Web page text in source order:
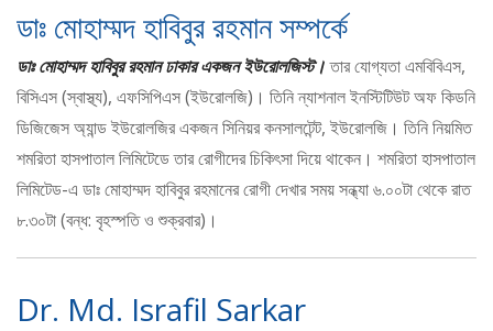
ডাঃ মোহাম্মদ হাবিবুর রহমান সম্পর্কে
ডাঃ মোহাম্মদ হাবিবুর রহমান ঢাকার একজন ইউরোলজিস্ট। তার যোগ্যতা এমবিবিএস,
বিসিএস (স্বাস্থ্য), এফসিপিএস (ইউরোলজি)। তিনি ন্যাশনাল ইনস্টিটিউট অফ কিডনি
ডিজিজেস অ্যান্ড ইউরোলজির একজন সিনিয়র কনসালটেন্ট, ইউরোলজি। তিনি নিয়মিত
শমরিতা হাসপাতাল লিমিটেডে তার রোগীদের চিকিৎসা দিয়ে থাকেন। শমরিতা হাসপাতাল
লিমিটেড-এ ডাঃ মোহাম্মদ হাবিবুর রহমানের রোগী দেখার সময় সন্ধ্যা ৬.০০টা থেকে রাত
৮.৩০টা (বন্ধ: বৃহস্পতি ও শুক্রবার)।
Dr. Md. Israfil Sarkar